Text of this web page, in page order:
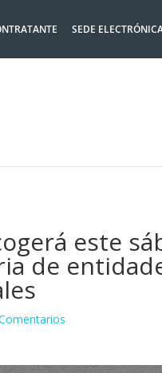
SEDE
este
de